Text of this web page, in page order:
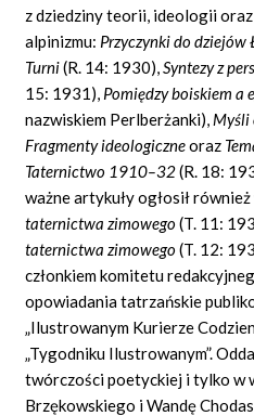
z dziedziny teorii, ideologii
alpinizmu: Przyczynki do dziejów
Turni(R. 14: 1930),Syntezy z
15: 1931), Pomiędzy boiskiem a
nazwiskiem Perlberżanki), Myśli
Fragmenty ideologiczneoraz
Taternictwo 1910–32(R. 18:
ważne artykuły ogłosił również
taternictwa zimowego(T. 11:
taternictwa zimowego(T. 12:
członkiem komitetu
opowiadania tatrzańskie
„Ilustrowanym Kurierze
„Tygodniku Ilustrowanym”.
twórczości poetyckiej i tylko w
Brzękowskiego i Wandę